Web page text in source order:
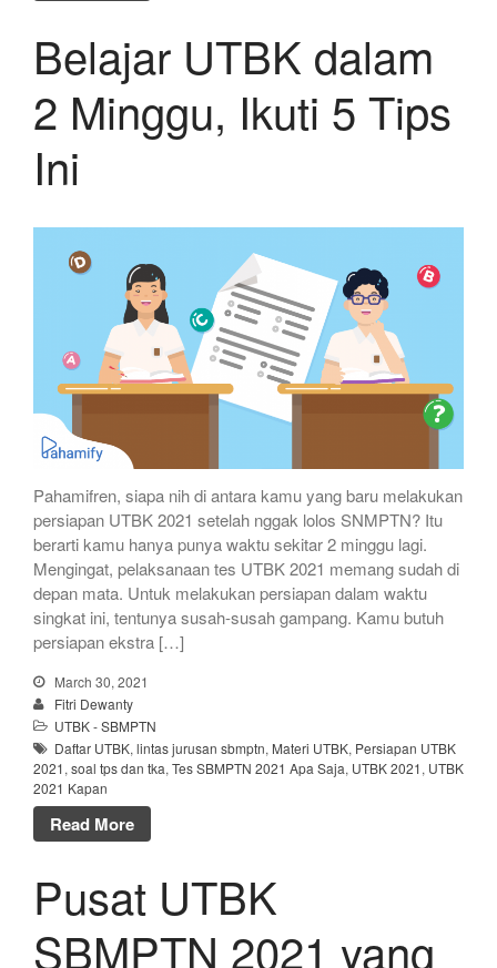
Belajar UTBK dalam
2 Minggu, Ikuti 5 Tips
Ini
Pahamifren, siapa nih di antara kamu yang baru melakukan
persiapan UTBK 2021 setelah nggak lolos SNMPTN? Itu
berarti kamu hanya punya waktu sekitar 2 minggu lagi.
Mengingat, pelaksanaan tes UTBK 2021 memang sudah di
depan mata. Untuk melakukan persiapan dalam waktu
singkat ini, tentunya susah-susah gampang. Kamu butuh
persiapan ekstra […]
March 30, 2021
Fitri Dewanty
UTBK - SBMPTN
Daftar UTBK, lintas jurusan sbmptn, Materi UTBK, Persiapan UTBK
2021, soal tps dan tka, Tes SBMPTN 2021 Apa Saja, UTBK 2021, UTBK
2021 Kapan
Read More
Pusat UTBK
SBMPTN 2021 yang